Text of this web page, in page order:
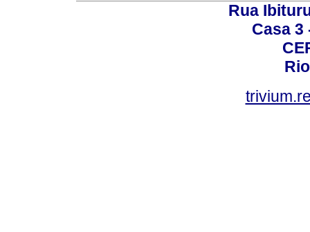
Rua
Casa 3